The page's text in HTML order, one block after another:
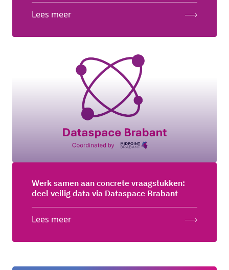
Lees meer
Werk samen aan concrete vraagstukken:
deel veilig data via Dataspace Brabant
Lees meer